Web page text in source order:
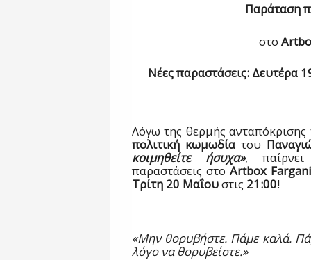
Παράταση
στο
Νέες παραστάσεις: Δευτέρα
Λόγω της θερμής
πολιτική κωμωδίατου
κοιμηθείτε ήσυχα»,
παραστάσεις στο Artbox Fargani
Τρίτη 20 Μαΐουστις 21:00!
«Μην θορυβήστε. Πάμε καλά.
λόγο να θορυβείστε.»